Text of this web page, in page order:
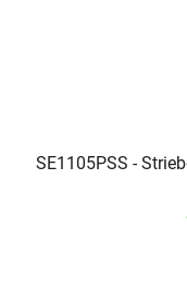
SE1105PSS -